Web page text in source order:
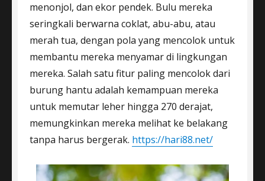
menonjol, dan ekor pendek. Bulu mereka
seringkali berwarna coklat, abu-abu, atau
merah tua, dengan pola yang mencolok untuk
membantu mereka menyamar di lingkungan
mereka. Salah satu fitur paling mencolok dari
burung hantu adalah kemampuan mereka
untuk memutar leher hingga 270 derajat,
memungkinkan mereka melihat ke belakang
tanpa harus bergerak. https://hari88.net/